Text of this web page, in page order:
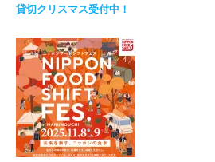
貸切クリスマス受付中！